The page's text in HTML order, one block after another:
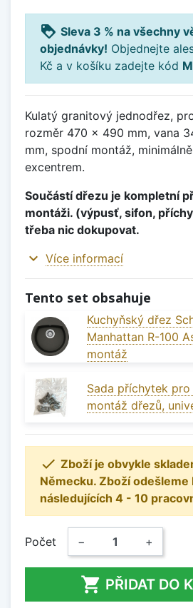
loyalty Sleva 3 % na všechny
objednávky! Objednejte
Kč a v košíku zadejte kód
Kulatý granitový jednodřez,
rozměr 470 x 490 mm, vana
mm, spodní montáž,
excentrem.
Součástí dřezu je kompletní
montáži. (výpusť, sifon,
třeba nic dokupovat.
expand_more Více informací
Tento set obsahuje
Kuchyňský dřez
Manhattan R-100
montáž
Sada příchytek
montáž dřezů,
 Zboží je obvykle
Německu. Zboží odešleme
následujících 4 - 10
Počet − +
 PŘIDAT DO